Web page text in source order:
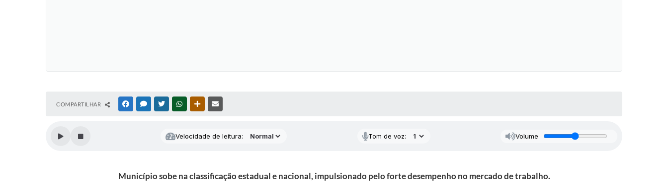
COMPARTILHAR FACEBOOKMESSENGER
TWITTERWHATSAPPOUTRAS MÍDIAS
Velocidade de leitura: Tom de voz: Volume
Município sobe na classificação estadual e nacional, impulsionado pelo forte desempenho no mercado de trabalho.